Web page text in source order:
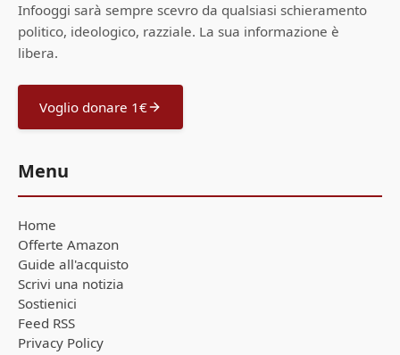
Infooggi sarà sempre scevro da qualsiasi schieramento
politico, ideologico, razziale. La sua informazione è
libera.
Voglio donare 1€
Menu
Home
Offerte Amazon
Guide all'acquisto
Scrivi una notizia
Sostienici
Feed RSS
Privacy Policy